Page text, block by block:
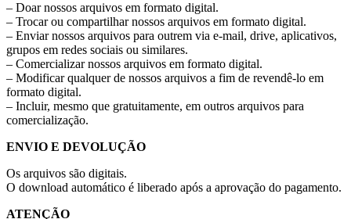
– Doar nossos arquivos em formato digital.
– Trocar ou compartilhar nossos arquivos em formato digital.
– Enviar nossos arquivos para outrem via e-mail, drive, aplicativos,
grupos em redes sociais ou similares.
– Comercializar nossos arquivos em formato digital.
– Modificar qualquer de nossos arquivos a fim de revendê-lo em
formato digital.
– Incluir, mesmo que gratuitamente, em outros arquivos para
comercialização.
ENVIO E DEVOLUÇÃO
Os arquivos são digitais.
O download automático é liberado após a aprovação do pagamento.
ATENÇÃO